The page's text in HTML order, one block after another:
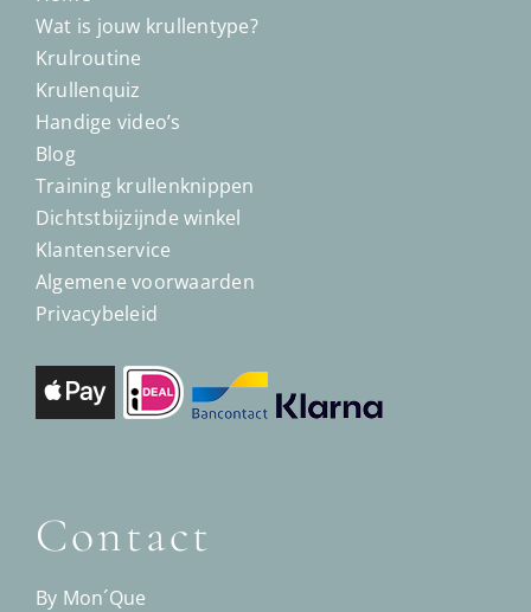
Wat is jouw krullentype?
Krulroutine
Krullenquiz
Handige video’s
Blog
Training krullenknippen
Dichtstbijzijnde winkel
Klantenservice
Algemene voorwaarden
Privacybeleid
Contact
By Mon´Que